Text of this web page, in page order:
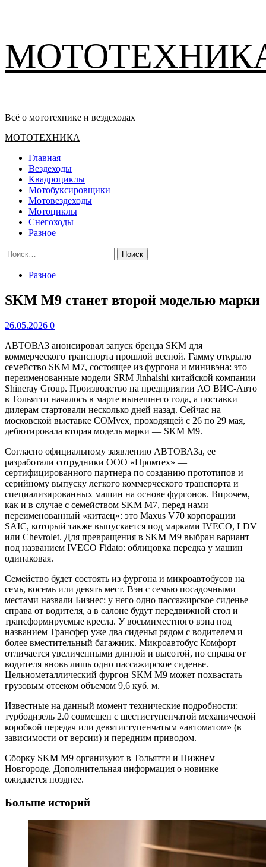
содержимому
Всё о мототехнике и вездеходах
Основное
МОТОТЕХНИКА
Главная
Вездеходы
Квадроциклы
Мотобуксировщики
Мотовездеходы
Мотоциклы
Снегоходы
Разное
Найти:
Разное
SKM M9 станет второй моделью марки
26.05.2026 0
АВТОВАЗ анонсировал запуск бренда SKM для
коммерческого транспорта прошлой весной. Гамму открыло
семейство SKM М7, состоящее из фургона и минивэна: это
переименованные модели SRM Jinhaishi китайской компании
Shineray Group. Производство на предприятии АО ВИС-Авто
в Тольятти началось в марте нынешнего года, а поставки
дилерам стартовали несколько дней назад. Сейчас на
московской выставке COMvex, проходящей с 26 по 29 мая,
дебютировала вторая модель марки — SKM M9.
Согласно официальному заявлению АВТОВАЗа, ее
разработали сотрудники ООО «Промтех» —
сертифицированного партнера по созданию прототипов и
серийному выпуску легкого коммерческого транспорта и
специализированных машин на основе фургонов. Впрочем,
как и в случае с семейством SKM M7, перед нами
переименованный «китаец»: это Maxus V70 корпорации
SAIC, который также выпускается под марками IVECO, LDV
или Chevrolet. Для превращения в SKM M9 выбран вариант
под названием IVECO Fidato: облицовка передка у машин
одинаковая.
Семейство будет состоять из фургона и микроавтобусов на
семь, восемь или девять мест. Вэн с семью посадочными
местами назвали Бизнес: у него одно пассажирское сиденье
справа от водителя, а в салоне будут передвижной стол и
трансформируемые кресла. У восьмиместного вэна под
названием Трансфер уже два сиденья рядом с водителем и
более вместительный багажник. Микроавтобус Комфорт
отличается увеличенными длиной и высотой, но справа от
водителя вновь лишь одно пассажирское сиденье.
Цельнометаллический фургон SKM М9 может похвастать
грузовым отсеком объемом 9,6 куб. м.
Известные на данный момент технические подробности:
турбодизель 2.0 совмещен с шестиступенчатой механической
коробкой передач или девятиступенчатым «автоматом» (в
зависимости от версии) и передним приводом.
Сборку SKM M9 организуют в Тольятти и Нижнем
Новгороде. Дополнительная информация о новинке
ожидается позднее.
Больше историй